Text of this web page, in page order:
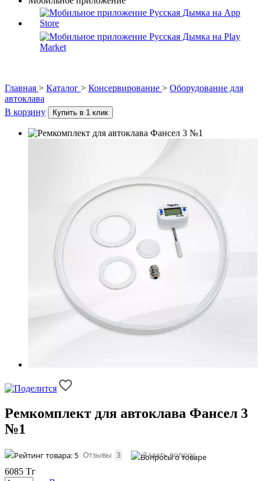
Главная > Каталог > Консервирование > Оборудование для
автоклава
В корзину
Купить в 1 клик
Ремкомплект для автоклава Фансел 3
№1
Отзывы 3 Задать вопрос
6085 Тг